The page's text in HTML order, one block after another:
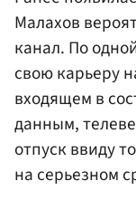
Малахов
канал. По
свою карьеру
входящем в
данным,
отпуск ввиду
на серьезном